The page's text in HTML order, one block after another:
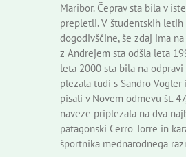
Maribor. Čeprav sta bila v
prepletli. V študentskih
dogodivščine, še zdaj ima
z Andrejem sta odšla leta
leta 2000 sta bila na
plezala tudi s Sandro
pisali v Novem odmevu št.
naveze priplezala na dva
patagonski Cerro Torre in
športnika mednarodnega